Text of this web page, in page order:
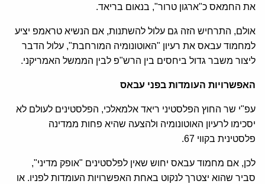
את החמאס כ"ארגון טרור", בנאום בריאד.
אולם, התרחיש הזה גם עלול להשתנות, אם הנשיא טראמפ יציע
למחמוד עבאס את רעיון "האוטונומיה המורחבת", עלול הדבר
ליצור משבר גדול ביחסים בין הרש"פ לבין הממשל האמריקני.
האפשרויות העומדות בפני עבאס
עפ"י שר החוץ הפלסטיני ריאד אלמאלכי, הפלסטינים לעולם לא
יסכימו לרעיון האוטונומיה ולהצעה שהיא פחות ממדינה
פלסטינית בקווי 67.
לכן, אם מחמוד עבאס יחוש שאין לפלסטינים "אופק מדיני",
סביר שהוא יצטרך לנקוט באחת האפשרויות העומדות לפניו. או